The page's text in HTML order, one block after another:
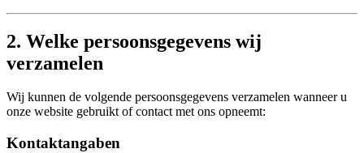
2. Welke persoonsgegevens wij
verzamelen
Wij kunnen de volgende persoonsgegevens verzamelen wanneer u
onze website gebruikt of contact met ons opneemt:
Kontaktangaben